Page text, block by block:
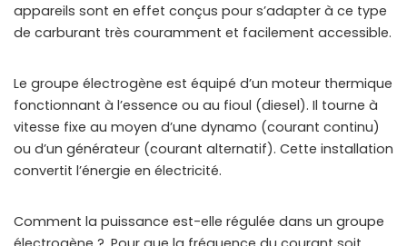
appareils sont en effet conçus pour s’adapter à ce type
de carburant très couramment et facilement accessible.
Le groupe électrogène est équipé d’un moteur thermique
fonctionnant à l’essence ou au fioul (diesel). Il tourne à
vitesse fixe au moyen d’une dynamo (courant continu)
ou d’un générateur (courant alternatif). Cette installation
convertit l’énergie en électricité.
Comment la puissance est-elle régulée dans un groupe